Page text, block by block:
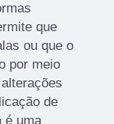
que
ou que o
por meio
de
é uma